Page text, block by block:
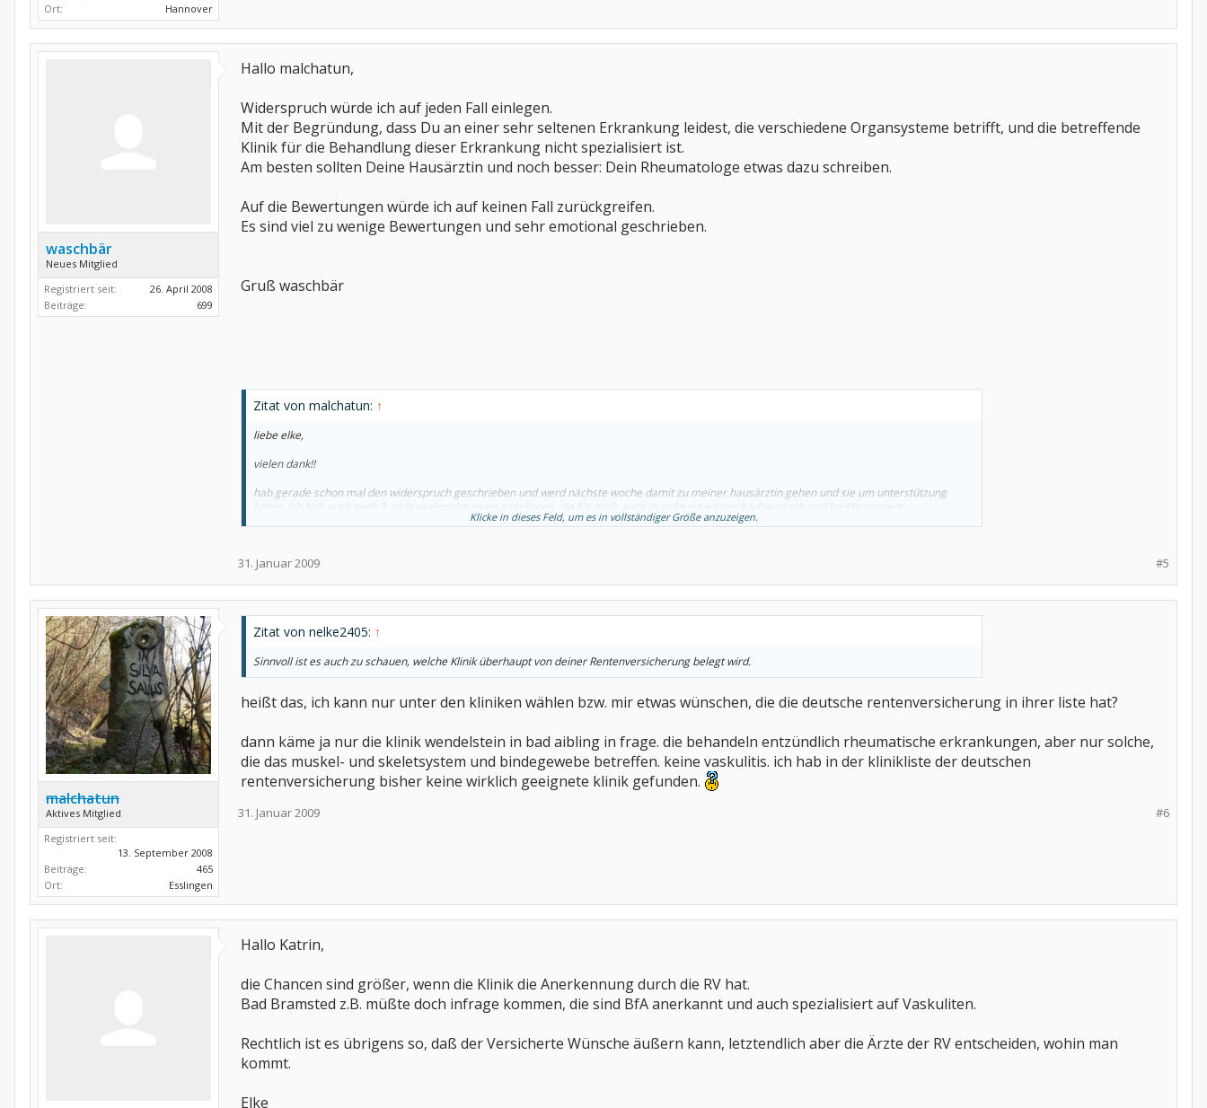
Ort:
Hannover
waschbär
Neues Mitglied
Registriert seit:
26. April 2008
Beiträge:
699
Hallo malchatun,
Widerspruch würde ich auf jeden Fall einlegen.
Mit der Begründung, dass Du an einer sehr seltenen Erkrankung leidest, die verschiedene Organsysteme betrifft, und die betreffende
Klinik für die Behandlung dieser Erkrankung nicht spezialisiert ist.
Am besten sollten Deine Hausärztin und noch besser: Dein Rheumatologe etwas dazu schreiben.
Auf die Bewertungen würde ich auf keinen Fall zurückgreifen.
Es sind viel zu wenige Bewertungen und sehr emotional geschrieben.
Gruß waschbär
Zitat von malchatun: ↑
liebe elke,
vielen dank!!
hab gerade schon mal den widerspruch geschrieben und werd nächste woche damit zu meiner hausärztin gehen und sie um unterstützung
bitten. ich hab auch noch 2 andere einrichtungen angeboten, die für mich auch in ordnung wären: bad wurzach und bad bramstedt.
katrin
Klicke in dieses Feld, um es in vollständiger Größe anzuzeigen.
#5
31. Januar 2009
malchatun
Aktives Mitglied
Registriert seit:
13. September 2008
Beiträge:
465
Ort:
Esslingen
Zitat von nelke2405: ↑
Sinnvoll ist es auch zu schauen, welche Klinik überhaupt von deiner Rentenversicherung belegt wird.
heißt das, ich kann nur unter den kliniken wählen bzw. mir etwas wünschen, die die deutsche rentenversicherung in ihrer liste hat?
dann käme ja nur die klinik wendelstein in bad aibling in frage. die behandeln entzündlich rheumatische erkrankungen, aber nur solche,
die das muskel- und skeletsystem und bindegewebe betreffen. keine vaskulitis. ich hab in der klinikliste der deutschen
rentenversicherung bisher keine wirklich geeignete klinik gefunden.
#6
31. Januar 2009
Hallo Katrin,
die Chancen sind größer, wenn die Klinik die Anerkennung durch die RV hat.
Bad Bramsted z.B. müßte doch infrage kommen, die sind BfA anerkannt und auch spezialisiert auf Vaskuliten.
Rechtlich ist es übrigens so, daß der Versicherte Wünsche äußern kann, letztendlich aber die Ärzte der RV entscheiden, wohin man
kommt.
Elke